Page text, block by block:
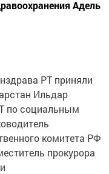
Адель
РТ приняли
Ильдар
по социальным
комитета РФ
прокурора